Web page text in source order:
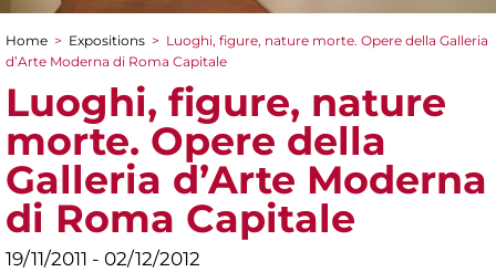
You are here
Home > Expositions > Luoghi, figure, nature morte. Opere della Galleria
d’Arte Moderna di Roma Capitale
Luoghi, figure, nature
morte. Opere della
Galleria d’Arte Moderna
di Roma Capitale
19/11/2011 - 02/12/2012